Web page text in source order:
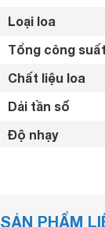
Loại loa
Tổng công suất
Chất liệu loa
Dải tần số
Độ nhạy
SẢN PHẨM